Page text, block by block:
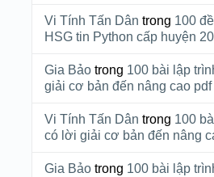
Vi Tính Tấn Dân trong 100
HSG tin Python cấp huyện
Gia Bảotrong 100 bài lập
giải cơ bản đến nâng cao pdf
Vi Tính Tấn Dân trong 100
có lời giải cơ bản đến nâng
Gia Bảotrong 100 bài lập